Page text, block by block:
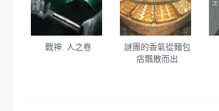
戰神. 人之卷
謎團的香氣從麵包
店飄散而出